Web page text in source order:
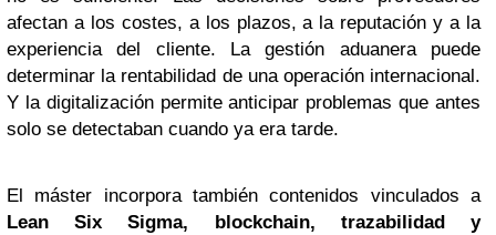
afectan a los costes, a los plazos, a la reputación y a la
experiencia del cliente. La gestión aduanera puede
determinar la rentabilidad de una operación internacional.
Y la digitalización permite anticipar problemas que antes
solo se detectaban cuando ya era tarde.
El máster incorpora también contenidos vinculados a
Lean Six Sigma, blockchain, trazabilidad y